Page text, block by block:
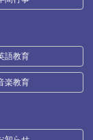
語教育
楽教育